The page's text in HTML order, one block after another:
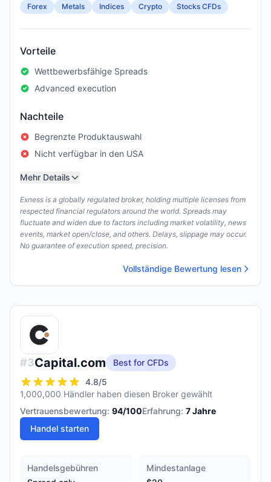
Forex Metals Indices Crypto Stocks CFDs
Vorteile
Wettbewerbsfähige Spreads
Advanced execution
Nachteile
Begrenzte Produktauswahl
Nicht verfügbar in den USA
Mehr Details
Exness is a globally regulated broker, holding multiple licenses from
respected financial regulators around the world. Spreads may
fluctuate and widen due to factors including market volatility, news
events, market open/close, and others. Delays, slippage may occur.
No guarantee of execution speed, precision.
Vollständige Bewertung lesen
#3Capital.com
Best for CFDs
4.8/5
1,000,000 Händler haben diesen Broker gewählt
Vertrauensbewertung: 94/100Erfahrung: 7Jahre
Handel starten
Handelsgebühren
Mindestanlage